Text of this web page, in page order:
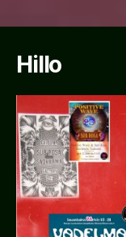
Hillo